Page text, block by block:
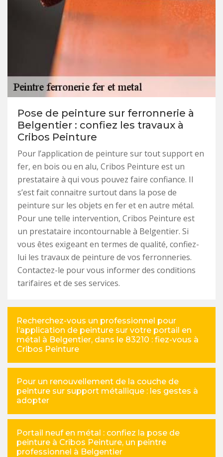
Pose de peinture sur ferronnerie à
Belgentier : confiez les travaux à
Cribos Peinture
Pour l’application de peinture sur tout support en
fer, en bois ou en alu, Cribos Peinture est un
prestataire à qui vous pouvez faire confiance. Il
s’est fait connaitre surtout dans la pose de
peinture sur les objets en fer et en autre métal.
Pour une telle intervention, Cribos Peinture est
un prestataire incontournable à Belgentier. Si
vous êtes exigeant en termes de qualité, confiez-
lui les travaux de peinture de vos ferronneries.
Contactez-le pour vous informer des conditions
tarifaires et de ses services.
Recherchez-vous un professionnel pour
l’application de peinture sur votre portail en
métal à Belgentier, dans le 83210 : fiez-vous à
Cribos Peinture
Pour un renouvellement de la couche de
peinture sur support métallique : les gestes à
adopter
Portail neuf en métal : confiez la pose de
peinture à Cribos Peinture, un peintre
professionnel à Belgentier